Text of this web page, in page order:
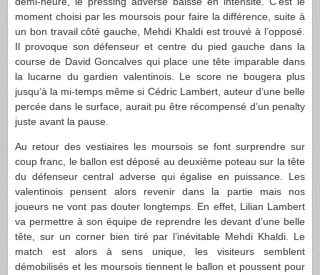
moment choisi par les moursois pour faire la différence, suite à
un bon travail côté gauche, Mehdi Khaldi est trouvé à l’opposé.
Il provoque son défenseur et centre du pied gauche dans la
course de David Goncalves qui place une tête imparable dans
la lucarne du gardien valentinois. Le score ne bougera plus
jusqu’à la mi-temps même si Cédric Lambert, auteur d’une belle
percée dans le surface, aurait pu être récompensé d’un penalty
juste avant la pause.
Au retour des vestiaires les moursois se font surprendre sur
coup franc, le ballon est déposé au deuxième poteau sur la tête
du défenseur central adverse qui égalise en puissance. Les
valentinois pensent alors revenir dans la partie mais nos
joueurs ne vont pas douter longtemps. En effet, Lilian Lambert
va permettre à son équipe de reprendre les devant d’une belle
tête, sur un corner bien tiré par l’inévitable Mehdi Khaldi. Le
match est alors à sens unique, les visiteurs semblent
démobilisés et les moursois tiennent le ballon et poussent pour